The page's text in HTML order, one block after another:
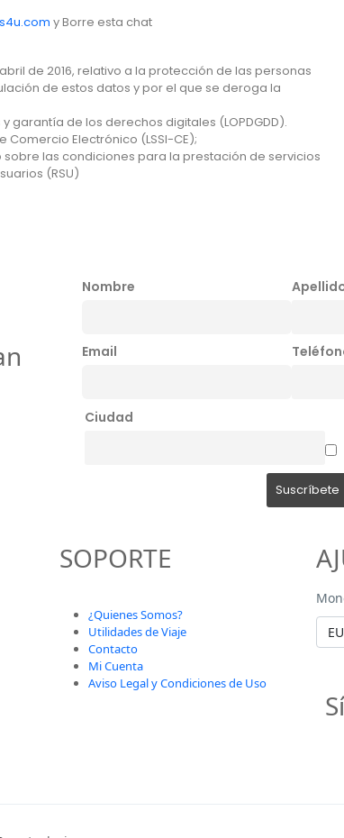
y Borre esta chat
de 2016, relativo a la protección de las personas
de estos datos y por el que se deroga la
garantía de los derechos digitales (LOPDGDD).
Comercio Electrónico (LSSI-CE);
las condiciones para la prestación de servicios
(RSU)
Nombre
Email
Ciudad
SOPORTE
¿Quienes Somos?
Utilidades de Viaje
Contacto
Mi Cuenta
Aviso Legal y Condiciones de Uso